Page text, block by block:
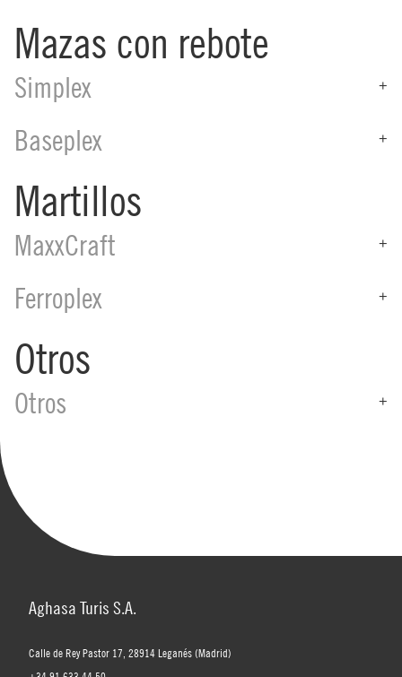
Mazas con rebote
Simplex +
Baseplex +
Martillos
MaxxCraft +
Ferroplex +
Otros
Otros +
Aghasa Turis S.A.
Calle de Rey Pastor 17, 28914 Leganés (Madrid)